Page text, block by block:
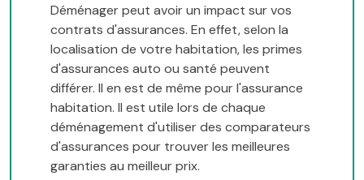
Déménager peut avoir un impact sur vos
contrats d'assurances. En effet, selon la
localisation de votre habitation, les primes
d'assurances auto ou santé peuvent
différer. Il en est de même pour l'assurance
habitation. Il est utile lors de chaque
déménagement d'utiliser des comparateurs
d'assurances pour trouver les meilleures
garanties au meilleur prix.